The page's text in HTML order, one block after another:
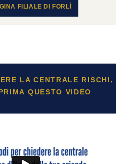
FILIALE DI FORLÌ
LA CENTRALE RISCHI,
QUESTO VIDEO